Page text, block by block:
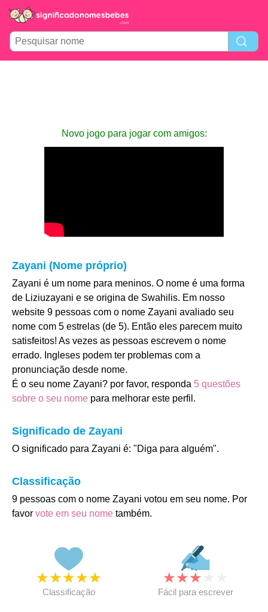
Novo jogo para jogar com amigos:
Zayani (Nome próprio)
Zayani é um nome para meninos. O nome é uma forma
de Liziuzayani e se origina de Swahilis. Em nosso
website 9 pessoas com o nome Zayani avaliado seu
nome com 5 estrelas (de 5). Então eles parecem muito
satisfeitos! As vezes as pessoas escrevem o nome
errado. Ingleses podem ter problemas com a
pronunciação desde nome.
É o seu nome Zayani? por favor, responda 5 questões
sobre o seu nome para melhorar este perfil.
Significado de Zayani
O significado para Zayani é: "Diga para alguém".
Classificação
9 pessoas com o nome Zayani votou em seu nome. Por
favor vote em seu nome também.
★★★★★
Classificação
★★★
Fácil para escrever